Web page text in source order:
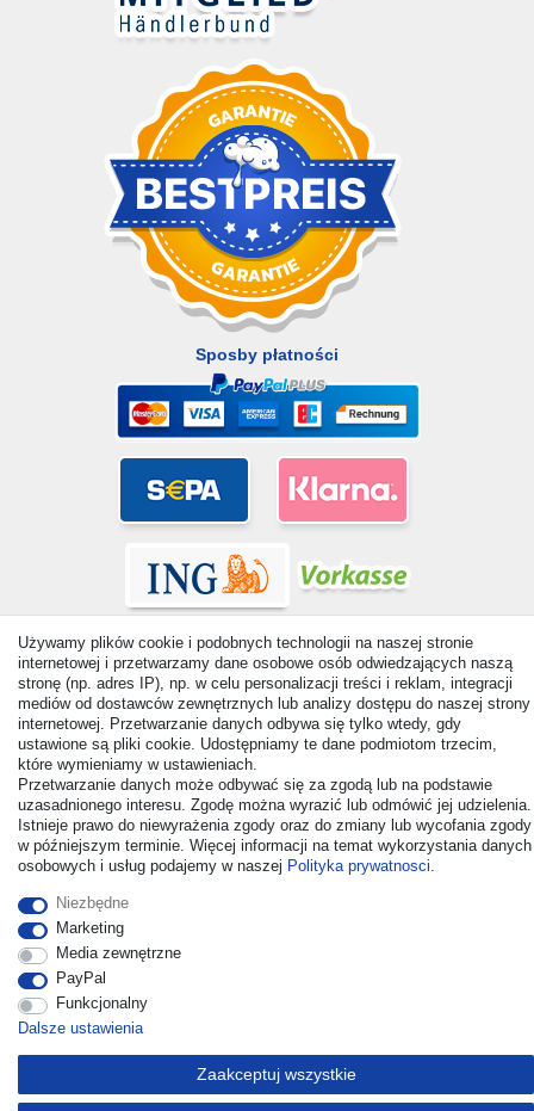
Sposby płatności
© Copyright 2026 | Wszelkie prawa zastrzezone. - All rights
reserved. Prices incl. VAT. 19% VAT Basic prices see article detail
| * Applies to deliveries to the UK!
Używamy plików cookie i podobnych technologii na naszej stronie
internetowej i przetwarzamy dane osobowe osób odwiedzających naszą
stronę (np. adres IP), np. w celu personalizacji treści i reklam, integracji
mediów od dostawców zewnętrznych lub analizy dostępu do naszej strony
internetowej. Przetwarzanie danych odbywa się tylko wtedy, gdy
ustawione są pliki cookie. Udostępniamy te dane podmiotom trzecim,
które wymieniamy w ustawieniach.
Przetwarzanie danych może odbywać się za zgodą lub na podstawie
uzasadnionego interesu. Zgodę można wyrazić lub odmówić jej udzielenia.
Istnieje prawo do niewyrażenia zgody oraz do zmiany lub wycofania zgody
w późniejszym terminie. Więcej informacji na temat wykorzystania danych
osobowych i usług podajemy w naszej Polityka prywatnosci.
Niezbędne
Marketing
Media zewnętrzne
PayPal
Funkcjonalny
Dalsze ustawienia
Zaakceptuj wszystkie
Odstąp od umowy tutaj Kontakt